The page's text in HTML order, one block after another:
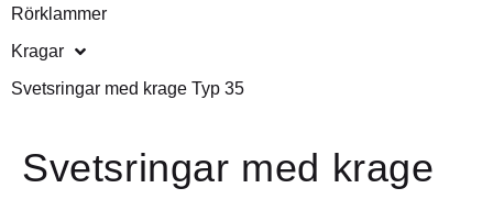
Rörklammer
Kragar
Svetsringar med krage Typ 35
Svetsringar med krage